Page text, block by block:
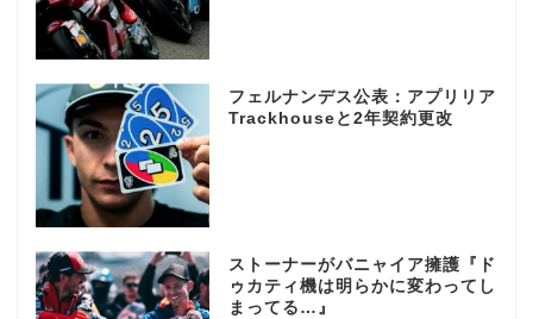
フェルナンデス公表：アプリリア
Trackhouseと2年契約更改
ストーナーがバニャイア擁護『ド
ゥカティ機は明らかに変わってし
まってる…』